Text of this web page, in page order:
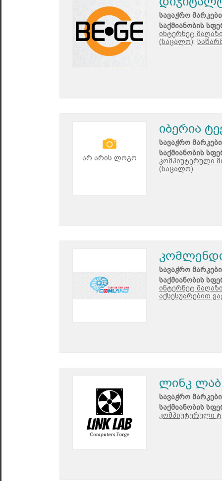
სავაჭრო
საქმიანობის
ინტერნეტ
(საცალო);
არ არის ლოგო
იბერია
სავაჭრო
საქმიანობის
კომპიუტერული
(საცალო)
სავაჭრო
საქმიანობის
ინტერნეტ
აქსესუარებით
ლინკ ლაბ
სავაჭრო
საქმიანობის
კომპიუტერული